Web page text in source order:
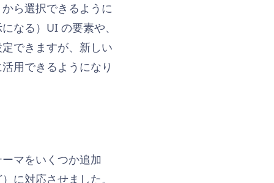
ら選択できるように
なる）UI の要素や、
できますが、新しい
用できるようになり
マをいくつか追加
に対応させました。